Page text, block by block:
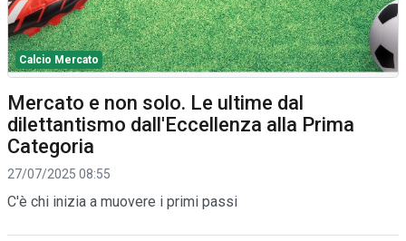
Calcio Mercato
Mercato e non solo. Le ultime dal
dilettantismo dall'Eccellenza alla Prima
Categoria
27/07/2025 08:55
C'è chi inizia a muovere i primi passi